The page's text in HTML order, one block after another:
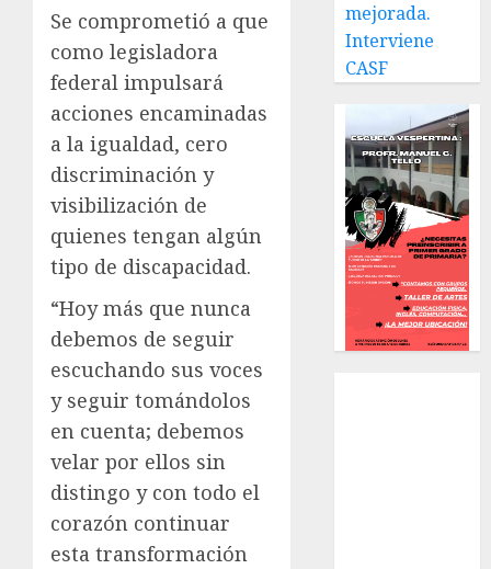
Se comprometió a que
como legisladora
federal impulsará
acciones encaminadas
a la igualdad, cero
discriminación y
visibilización de
quienes tengan algún
tipo de discapacidad.
“Hoy más que nunca
debemos de seguir
escuchando sus voces
y seguir tomándolos
en cuenta; debemos
velar por ellos sin
distingo y con todo el
corazón continuar
esta transformación
mejorada.
Interviene
CASF